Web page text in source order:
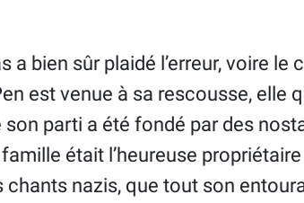
a bien sûr plaidé l’erreur, voire
est venue à sa rescousse, elle
parti a été fondé par des
était l’heureuse propriétaire
chants nazis, que tout son